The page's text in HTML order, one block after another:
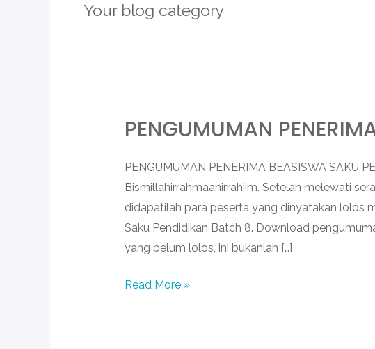
Your blog category
PENGUMUMAN
PENGUMUMAN PENERIMA BEASISWA SAKU
Bismillahirrahmaanirrahiim. Setelah melewati
didapatilah para peserta yang dinyatakan lolos
Saku Pendidikan Batch 8. Download
yang belum lolos, ini bukanlah […]
PENGUMUMAN
BEASISWA
SAKU
PENDIDIKAN
BATCH
8
Read More »